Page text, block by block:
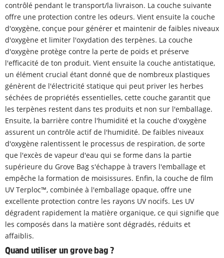
contrôlé pendant le transport/la livraison. La couche suivante
offre une protection contre les odeurs. Vient ensuite la couche
d'oxygène, conçue pour générer et maintenir de faibles niveaux
d'oxygène et limiter l'oxydation des terpènes. La couche
d'oxygène protège contre la perte de poids et préserve
l'efficacité de ton produit. Vient ensuite la couche antistatique,
un élément crucial étant donné que de nombreux plastiques
génèrent de l'électricité statique qui peut priver les herbes
séchées de propriétés essentielles, cette couche garantit que
les terpènes restent dans tes produits et non sur l'emballage.
Ensuite, la barrière contre l'humidité et la couche d'oxygène
assurent un contrôle actif de l'humidité. De faibles niveaux
d'oxygène ralentissent le processus de respiration, de sorte
que l'excès de vapeur d'eau qui se forme dans la partie
supérieure du Grove Bag s'échappe à travers l'emballage et
empêche la formation de moisissures. Enfin, la couche de film
UV Terploc™, combinée à l'emballage opaque, offre une
excellente protection contre les rayons UV nocifs. Les UV
dégradent rapidement la matière organique, ce qui signifie que
les composés dans la matière sont dégradés, réduits et
affaiblis.
Quand utiliser un grove bag ?